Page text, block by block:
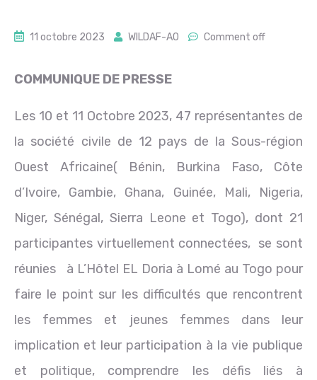
11 octobre 2023 WILDAF-AO Comment off
COMMUNIQUE DE PRESSE
Les 10 et 11 Octobre 2023, 47 représentantes de
la société civile de 12 pays de la Sous-région
Ouest Africaine( Bénin, Burkina Faso, Côte
d’Ivoire, Gambie, Ghana, Guinée, Mali, Nigeria,
Niger, Sénégal, Sierra Leone et Togo), dont 21
participantes virtuellement connectées, se sont
réunies à L’Hôtel EL Doria à Lomé au Togo pour
faire le point sur les difficultés que rencontrent
les femmes et jeunes femmes dans leur
implication et leur participation à la vie publique
et politique, comprendre les défis liés à